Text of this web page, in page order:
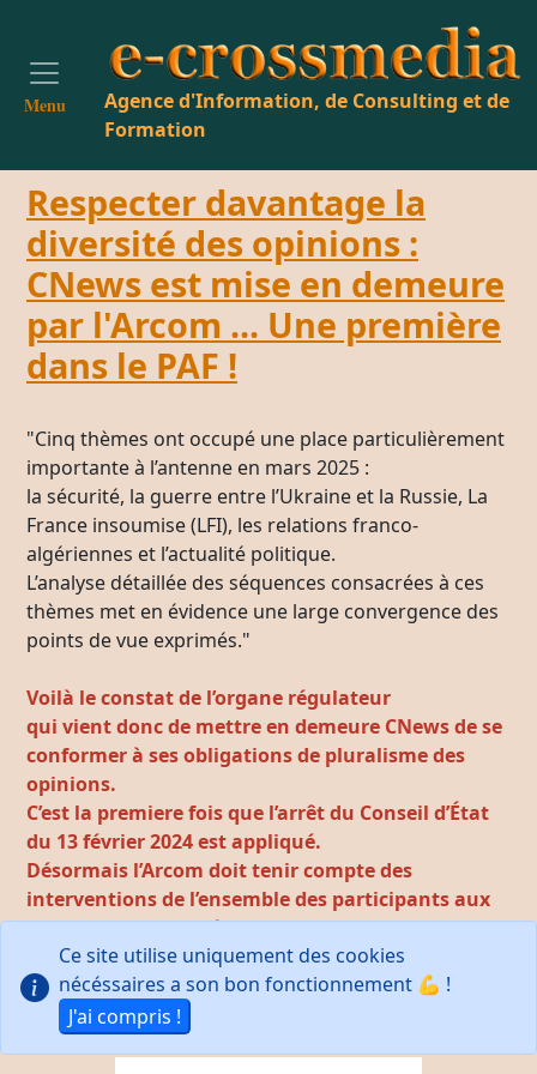
Menu
Agence d'Information, de Consulting et de
Formation
Respecter davantage la
diversité des opinions :
CNews est mise en demeure
par l'Arcom ... Une première
dans le PAF !
"Cinq thèmes ont occupé une place particulièrement
importante à l’antenne en mars 2025 :
la sécurité, la guerre entre l’Ukraine et la Russie, La
France insoumise (LFI), les relations franco-
algériennes et l’actualité politique.
L’analyse détaillée des séquences consacrées à ces
thèmes met en évidence une large convergence des
points de vue exprimés."
Voilà le constat de l’organe régulateur
qui vient donc de mettre en demeure CNews de se
conformer à ses obligations de pluralisme des
opinions.
C’est la premiere fois que l’arrêt du Conseil d’État
du 13 février 2024 est appliqué.
Désormais l’Arcom doit tenir compte des
interventions de l’ensemble des participants aux
programmes diffusés,
y compris les chroniqueurs,
les animateurs
et les invités.
Ce site utilise uniquement des cookies
nécéssaires a son bon fonctionnement 💪 !
J'ai compris !